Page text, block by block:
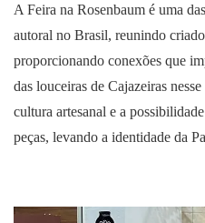
A Feira na Rosenbaum é uma
autoral no Brasil, reunindo
proporcionando conexões que
das louceiras de Cajazeiras
cultura artesanal e a
peças, levando a identidade da